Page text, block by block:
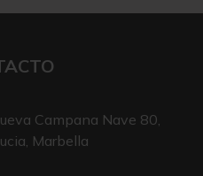
Campana Nave 80,
Marbella